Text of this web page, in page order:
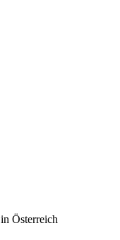
Österreich